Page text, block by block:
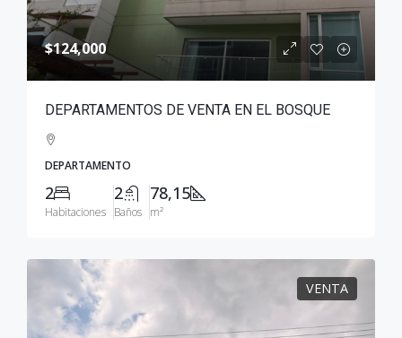
$124,000
DEPARTAMENTOS DE VENTA EN EL BOSQUE
DEPARTAMENTO
2
Habitaciones
2
Baños
78,15
m²
VENTA